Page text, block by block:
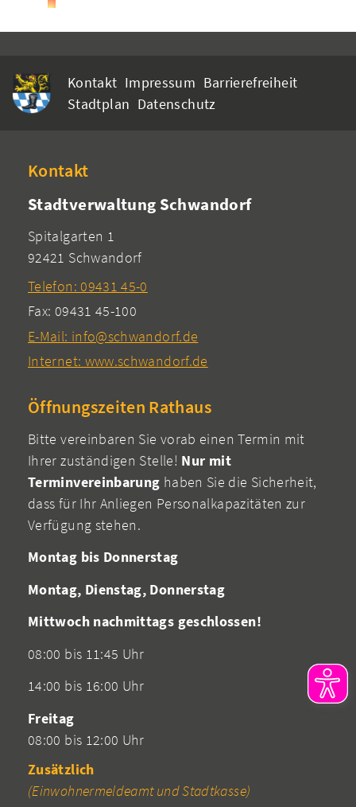
Kontakt Impressum Barrierefreiheit
Stadtplan Datenschutz
Kontakt
Stadtverwaltung Schwandorf
Spitalgarten 1
92421 Schwandorf
Telefon: 09431 45-0
Fax: 09431 45-100
E-Mail: info@schwandorf.de
Internet: www.schwandorf.de
Öffnungszeiten Rathaus
Bitte vereinbaren Sie vorab einen Termin mit
Ihrer zuständigen Stelle! Nur mit
Terminvereinbarung haben Sie die Sicherheit,
dass für Ihr Anliegen Personalkapazitäten zur
Verfügung stehen.
Montag bis Donnerstag
Montag, Dienstag, Donnerstag
Mittwoch nachmittags geschlossen!
08:00 bis 11:45 Uhr
14:00 bis 16:00 Uhr
Freitag
08:00 bis 12:00 Uhr
Zusätzlich
(Einwohnermeldeamt und Stadtkasse)